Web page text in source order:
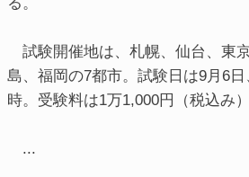
試験開催地は、札幌、仙台、東
島、福岡の7都市。試験日は9月6
時。受験料は1万1,000円（税込み）
...